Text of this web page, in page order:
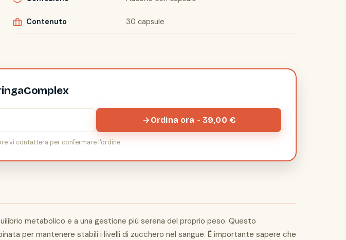
Contenuto 30 capsule
Ordina ora - 39,00 €
vi contattera per confermare l'ordine.
metabolico e a una gestione più serena del proprio peso. Questo
per mantenere stabili i livelli di zucchero nel sangue. È importante sapere che